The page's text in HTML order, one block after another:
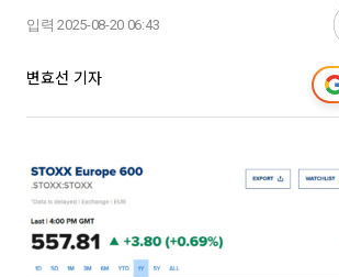
입력 2025-08-20 06:43
변효선 기자